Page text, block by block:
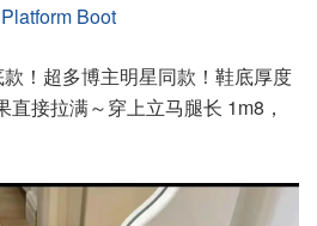
Boot
！超多博主明星同款！鞋底厚度
接拉满～穿上立马腿长 1m8，